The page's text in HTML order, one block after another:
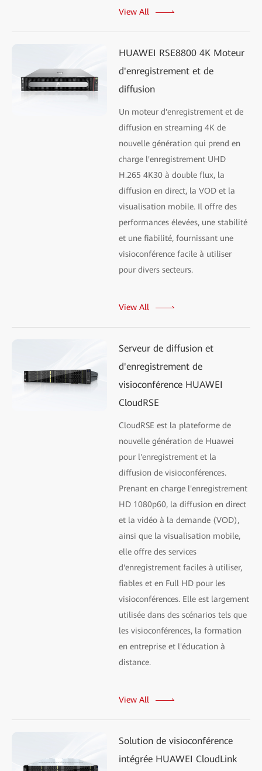
View All
HUAWEI RSE8800 4K Moteur
d'enregistrement et de
diffusion
Un moteur d'enregistrement et de
diffusion en streaming 4K de
nouvelle génération qui prend en
charge l'enregistrement UHD
H.265 4K30 à double flux, la
diffusion en direct, la VOD et la
visualisation mobile. Il offre des
performances élevées, une stabilité
et une fiabilité, fournissant une
visioconférence facile à utiliser
pour divers secteurs.
View All
Serveur de diffusion et
d'enregistrement de
visioconférence HUAWEI
CloudRSE
CloudRSE est la plateforme de
nouvelle génération de Huawei
pour l'enregistrement et la
diffusion de visioconférences.
Prenant en charge l'enregistrement
HD 1080p60, la diffusion en direct
et la vidéo à la demande (VOD),
ainsi que la visualisation mobile,
elle offre des services
d'enregistrement faciles à utiliser,
fiables et en Full HD pour les
visioconférences. Elle est largement
utilisée dans des scénarios tels que
les visioconférences, la formation
en entreprise et l'éducation à
distance.
View All
Solution de visioconférence
intégrée HUAWEI CloudLink